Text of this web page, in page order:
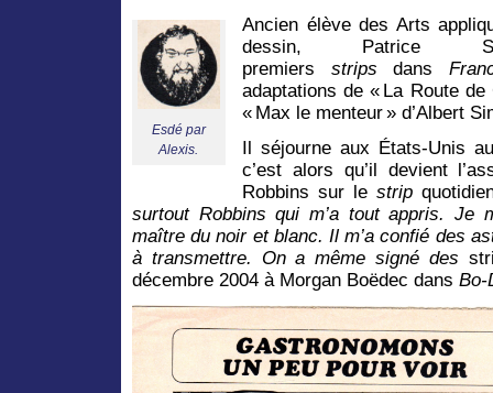
Esdé par
Alexis.
Ancien élève des Arts
dessin, Patrice
premiers stripsdans
adaptations de « La Route
« Max le menteur » d’Albert
Il séjourne aux États-Unis
c’est alors qu’il devient
Robbins sur le strip
surtout Robbins qui m’a tout appris. Je
maître du noir et blanc. Il m’a confié des
à transmettre. On a même signé des
décembre 2004 à Morgan Boëdec dans